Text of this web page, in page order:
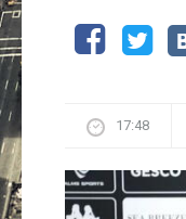
17:48